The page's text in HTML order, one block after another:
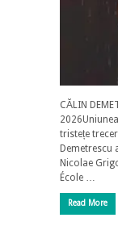
CĂLIN
tristețe
Demetrescu
Nicolae
École …
Read More